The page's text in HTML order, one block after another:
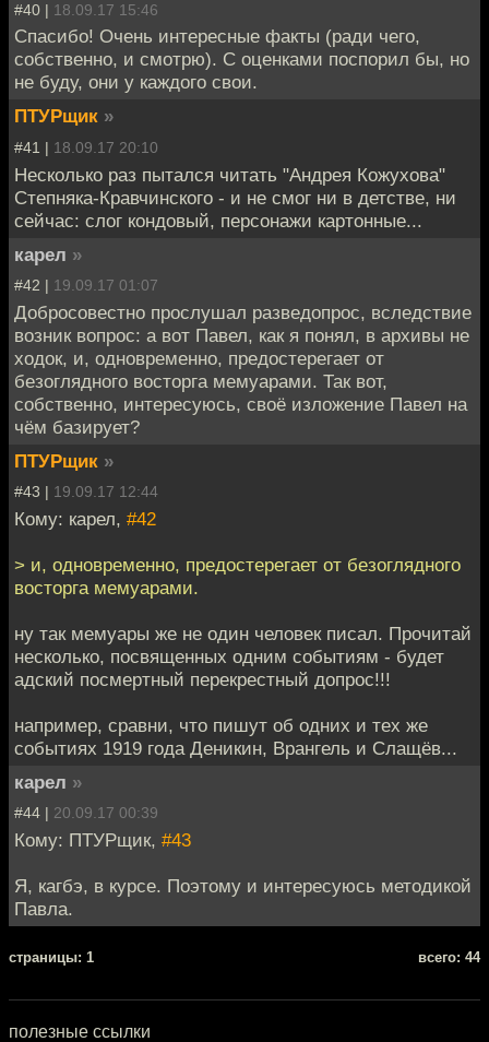
#40 | 18.09.17 15:46
Спасибо! Очень интересные факты (ради чего,
собственно, и смотрю). С оценками поспорил бы, но
не буду, они у каждого свои.
ПТУРщик »
#41 | 18.09.17 20:10
Несколько раз пытался читать "Андрея Кожухова"
Степняка-Кравчинского - и не смог ни в детстве, ни
сейчас: слог кондовый, персонажи картонные...
карел »
#42 | 19.09.17 01:07
Добросовестно прослушал разведопрос, вследствие
возник вопрос: а вот Павел, как я понял, в архивы не
ходок, и, одновременно, предостерегает от
безоглядного восторга мемуарами. Так вот,
собственно, интересуюсь, своё изложение Павел на
чём базирует?
ПТУРщик »
#43 | 19.09.17 12:44
Кому: карел, #42
> и, одновременно, предостерегает от безоглядного
восторга мемуарами.
ну так мемуары же не один человек писал. Прочитай
несколько, посвященных одним событиям - будет
адский посмертный перекрестный допрос!!!
например, сравни, что пишут об одних и тех же
событиях 1919 года Деникин, Врангель и Слащёв...
карел »
#44 | 20.09.17 00:39
Кому: ПТУРщик, #43
Я, кагбэ, в курсе. Поэтому и интересуюсь методикой
Павла.
cтраницы: 1 всего: 44
полезные ссылки